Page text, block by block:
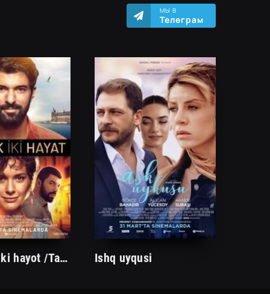
МЫ В
Телеграм
Bir ishq ikki hayot /Tarjima kinolar Uzbek tilida Таржима кинолар Ўзбек тилида/ Ishq uyqusi